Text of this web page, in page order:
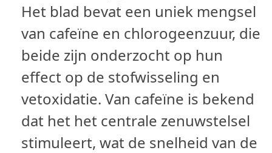
Het blad bevat een uniek mengsel
van cafeïne en chlorogeenzuur, die
beide zijn onderzocht op hun
effect op de stofwisseling en
vetoxidatie. Van cafeïne is bekend
dat het het centrale zenuwstelsel
stimuleert, wat de snelheid van de